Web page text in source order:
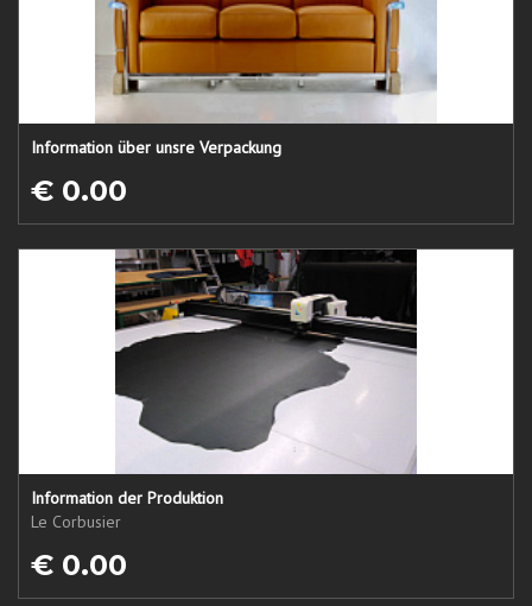
Information über unsre Verpackung
€ 0.00
Information der Produktion
Le Corbusier
€ 0.00